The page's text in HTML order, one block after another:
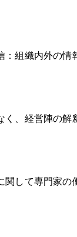
：組織内外の情
く、経営陣の解
関して専門家の